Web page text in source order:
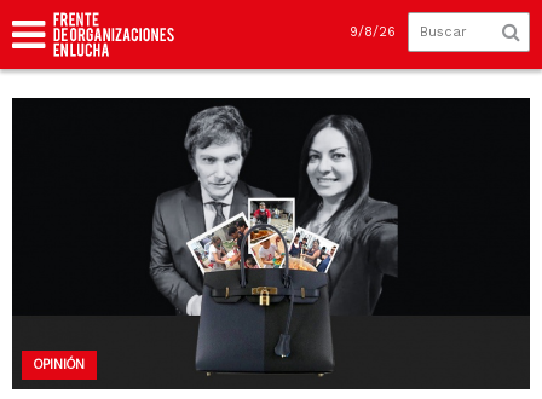
9/8/26
OPINIÓN